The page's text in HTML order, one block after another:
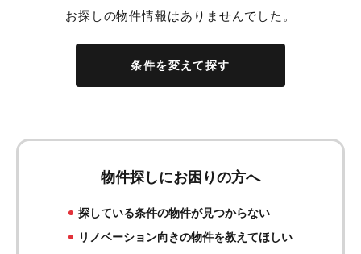
お探しの物件情報はありませんでした。
条件を変えて探す
物件探しにお困りの方へ
探している条件の物件が見つからない
リノベーション向きの物件を教えてほしい